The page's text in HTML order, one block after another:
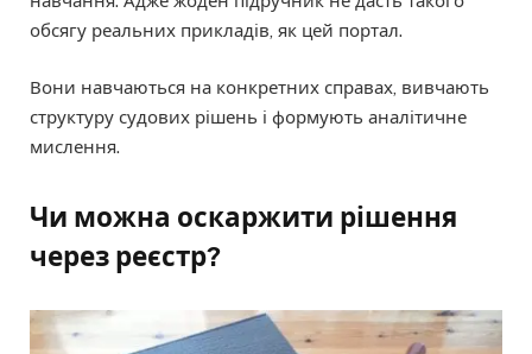
обсягу реальних прикладів, як цей портал.
Вони навчаються на конкретних справах, вивчають
структуру судових рішень і формують аналітичне
мислення.
Чи можна оскаржити рішення
через реєстр?